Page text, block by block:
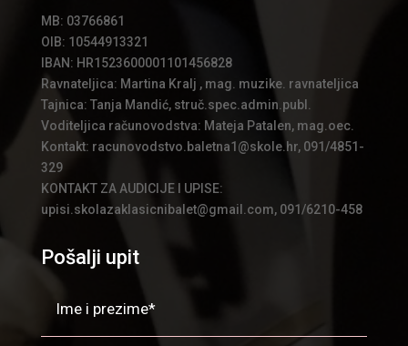
MB: 03766861
OIB: 10544913321
IBAN: HR1523600001101456828
Ravnateljica: Martina Kralj , mag. muzike. ravnateljica
Tajnica: Tanja Mandić, struč.spec.admin.publ.
Voditeljica računovodstva: Mateja Patalen, mag.oec.
Kontakt: racunovodstvo.baletna1@skole.hr, 091/4851-
329
KONTAKT ZA AUDICIJE I UPISE:
upisi.skolazaklasicnibalet@gmail.com, 091/6210-458
Pošalji upit